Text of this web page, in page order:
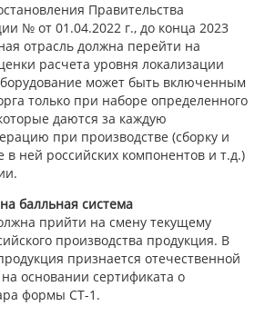
Правительства
№ от 01.04.2022 г., до конца 2023
отрасль должна перейти на
расчета уровня локализации
может быть включенным
только при наборе определенного
даются за каждую
при производстве (сборку и
ней российских компонентов и т.д.)
балльная система
прийти на смену текущему
производства продукция. В
признается отечественной
основании сертификата о
формы СТ-1.